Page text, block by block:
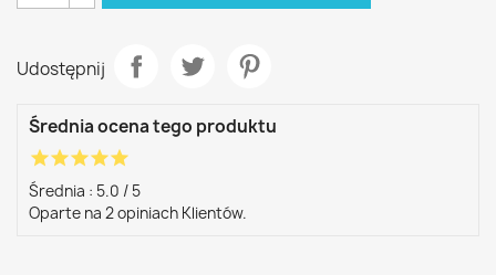
Udostępnij
Średnia ocena tego produktu
starstarstarstarstar
Średnia : 5.0 / 5
Oparte na 2opiniach Klientów.